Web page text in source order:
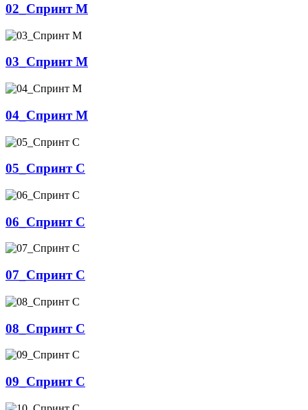
02_Спринт М
03_Спринт М
04_Спринт М
05_Спринт С
06_Спринт С
07_Спринт С
08_Спринт С
09_Спринт С